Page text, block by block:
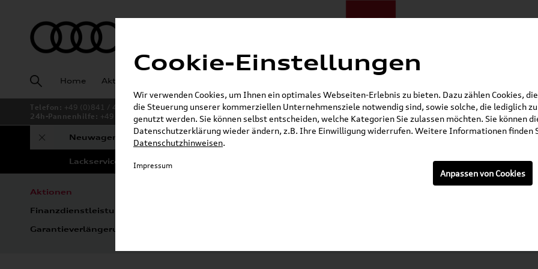
Home Aktuelles
Telefon: +49 (0)841 / 49 140
24h-Pannenhilfe: +49 (0)171 / 870 72 87 Gerade geöffnet
Neuwagen Gebrauchtwagen Top Leasing und Finanzierungsangebote
Lackservice Ingolstadt
Aktionen
Finanzdienstleistungen
Garantieverlängerung
Cookie-Einstellungen
Wir verwenden Cookies, um Ihnen ein optimales Webseiten-Erlebnis zu bieten. Dazu zählen Cookies,
die Steuerung unserer kommerziellen Unternehmensziele notwendig sind, sowie solche, die lediglich
genutzt werden. Sie können selbst entscheiden, welche Kategorien Sie zulassen möchten. Sie können
Datenschutzerklärung wieder ändern, z.B. Ihre Einwilligung widerrufen. Weitere Informationen finden
Datenschutzhinweisen.
Anpassen von Cookies
Impressum